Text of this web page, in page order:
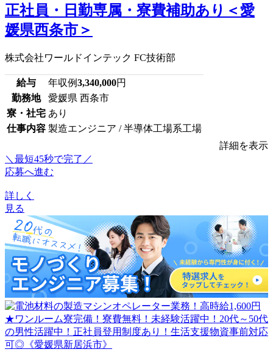
正社員・日勤専属・寮費補助あり＜愛
媛県西条市＞
株式会社ワールドインテック FC技術部
給与 年収例3,340,000円
勤務地
愛媛県 西条市
寮・社宅 あり
仕事内容 製造エンジニア / 半導体工場系工場
詳細を表示
＼最短45秒で完了／
応募へ進む
詳しく
見る